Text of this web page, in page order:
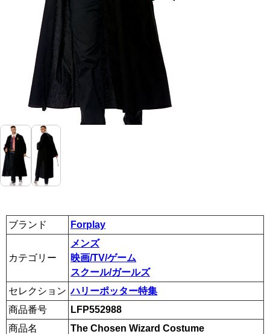
ブランド Forplay
カテゴリー
メンズ
映画/TV/ゲーム
スクール/ガールズ
セレクション ハリーポッター特集
商品番号
LFP552988
商品名
The Chosen Wizard Costume